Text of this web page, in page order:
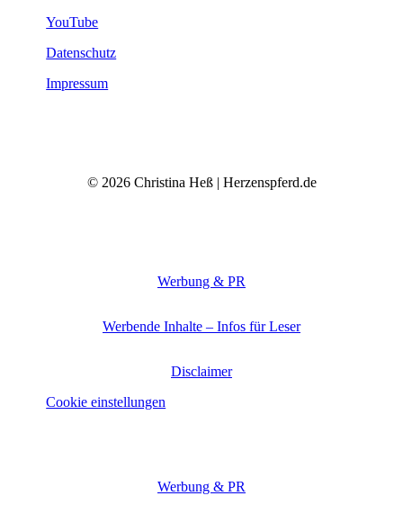
YouTube
Datenschutz
Impressum
© 2026 Christina Heß | Herzenspferd.de
Werbung & PR
Werbende Inhalte – Infos für Leser
Disclaimer
Cookie einstellungen
Werbung & PR